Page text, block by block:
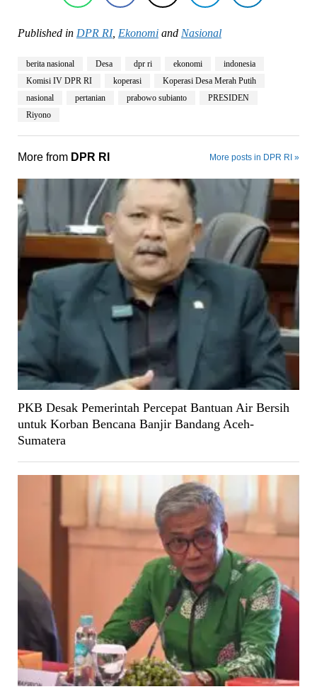
Published in DPR RI, Ekonomiand Nasional
berita nasional Desa dpr ri ekonomi
indonesia
Komisi IV DPR RI
koperasi
Koperasi Desa Merah Putih
nasional
pertanian prabowo subianto
PRESIDEN
Riyono
More from DPR RI More posts in DPR RI »
PKB Desak Pemerintah Percepat Bantuan Air Bersih
untuk Korban Bencana Banjir Bandang Aceh-
Sumatera